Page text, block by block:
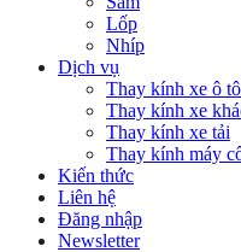
Lốp
Nhíp
Dịch vụ
Thay kính xe ô
Thay kính xe
Thay kính xe tải
Thay kính máy
Kiến thức
Liên hệ
Đăng nhập
Newsletter